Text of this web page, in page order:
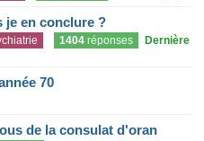
je en conclure ?
1404 réponses
Dernière
70
de la consulat d'oran